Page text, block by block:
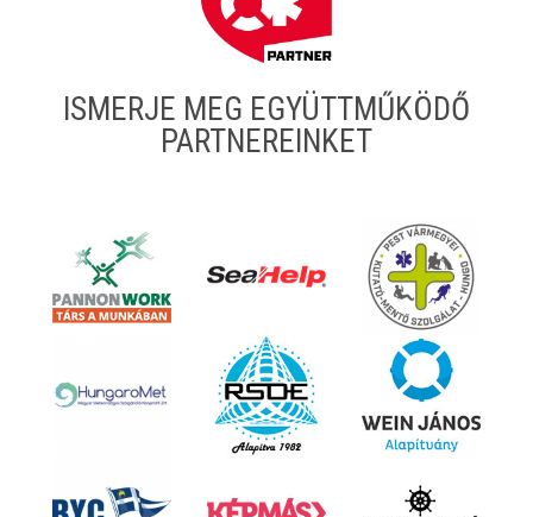
ISMERJE MEG EGYÜTTMŰKÖDŐ
PARTNEREINKET